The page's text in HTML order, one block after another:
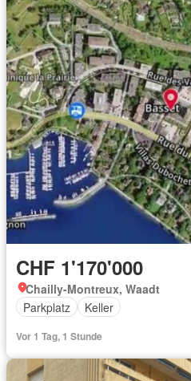
CHF 1'170'000
Chailly-Montreux, Waadt
Parkplatz
Keller
Vor 1 Tag, 1 Stunde